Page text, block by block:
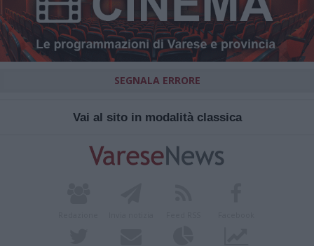
SEGNALA ERRORE
Vai al sito in modalità classica